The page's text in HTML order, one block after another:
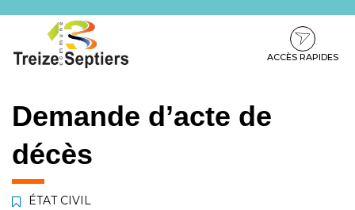
contenu
pied
ACCÈS RAPIDES
Demande d’acte de
décès
ÉTAT CIVIL